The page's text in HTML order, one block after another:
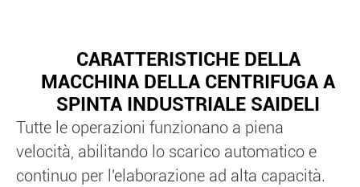
CARATTERISTICHE DELLA
MACCHINA DELLA CENTRIFUGA A
SPINTA INDUSTRIALE SAIDELI
Tutte le operazioni funzionano a piena
velocità, abilitando lo scarico automatico e
continuo per l'elaborazione ad alta capacità.